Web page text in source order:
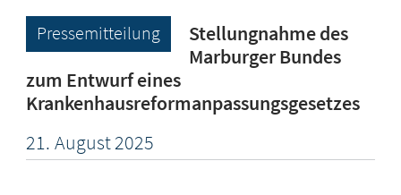
Pressemitteilung
Stellungnahme des
Marburger Bundes
zum Entwurf eines
Krankenhausreformanpassungsgesetzes
21. August2025